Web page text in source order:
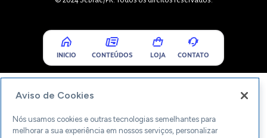
INICIO CONTEÚDOS LOJA CONTATO
Aviso de Cookies
Nós usamos cookies e outras tecnologias semelhantes para
melhorar a sua experiência em nossos serviços, personalizar